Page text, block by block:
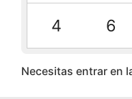
4 6
Necesitas entrar en